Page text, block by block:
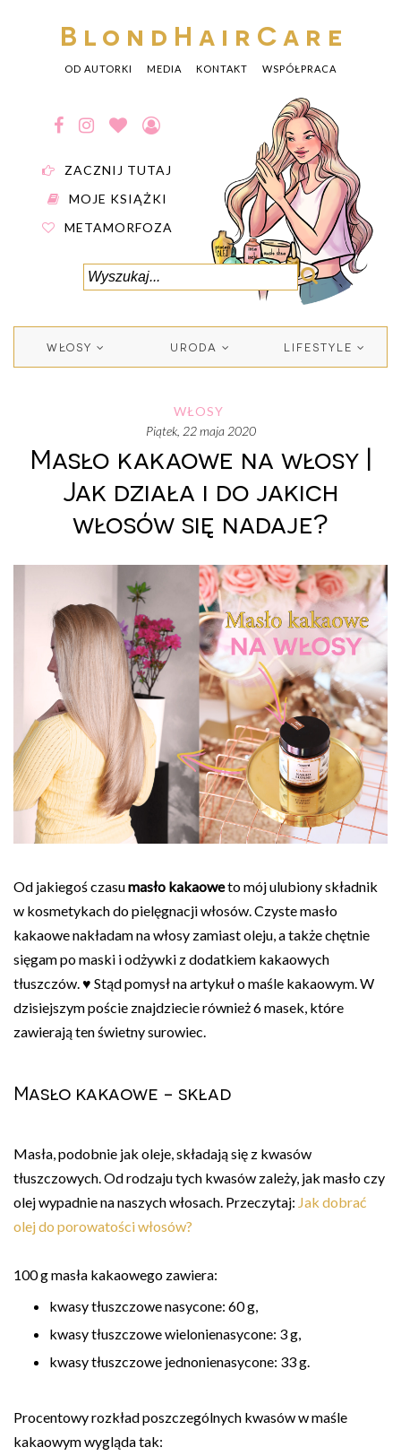
BlondHairCare
OD AUTORKI MEDIA KONTAKT WSPÓŁPRACA
ZACZNIJ TUTAJ
MOJE KSIĄŻKI
METAMORFOZA
WŁOSY URODA LIFESTYLE
WŁOSY
piątek, 22 maja 2020
Masło kakaowe na włosy |
Jak działa i do jakich
włosów się nadaje?
Od jakiegoś czasumasło kakaoweto mój ulubiony składnik
w kosmetykach do pielęgnacji włosów. Czyste masło
kakaowe nakładam na włosy zamiast oleju, a także chętnie
sięgam po maski i odżywki z dodatkiem kakaowych
tłuszczów. ♥ Stąd pomysł na artykuł o maśle kakaowym. W
dzisiejszym poście znajdziecie również 6 masek, które
zawierają ten świetny surowiec.
Masło kakaowe - skład
Masła, podobnie jak oleje, składają się z kwasów
tłuszczowych. Od rodzaju tych kwasów zależy, jak masło czy
olej wypadnie na naszych włosach. Przeczytaj: Jak dobrać
olej do porowatości włosów?
100 g masła kakaowego zawiera:
kwasy tłuszczowe nasycone: 60 g,
kwasy tłuszczowe wielonienasycone: 3 g,
kwasy tłuszczowe jednonienasycone: 33 g.
Procentowy rozkład poszczególnych kwasów w maśle
kakaowym wygląda tak: